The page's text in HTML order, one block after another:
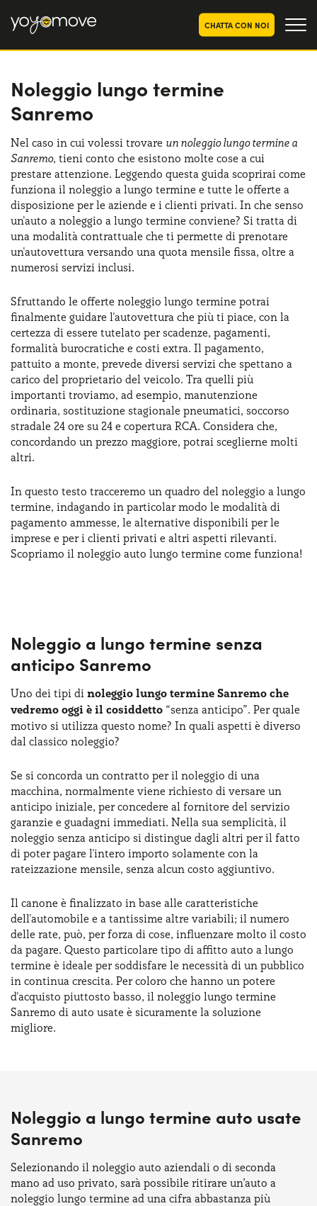
CHATTA CON NOI
OFFERTE NOLEGGIO
LUNGO TERMINE
Privati
Aziende e P.IVA
OFFERTE NOLEGGIO
CHI SIAMO
La nostra storia
Lavora con noi
COME FUNZIONA
PERCHÉ CONVIENE
Serve assistenza? 800595799
Noleggio lungo termine
Sanremo
Nel caso in cui volessi trovare un noleggio lungo termine a
Sanremo, tieni conto che esistono molte cose a cui
prestare attenzione. Leggendo questa guida scoprirai come
funziona il noleggio a lungo termine e tutte le offerte a
disposizione per le aziende e i clienti privati. In che senso
un'auto a noleggio a lungo termine conviene? Si tratta di
una modalità contrattuale che ti permette di prenotare
un'autovettura versando una quota mensile fissa, oltre a
numerosi servizi inclusi.
Sfruttando le offerte noleggio lungo termine potrai
finalmente guidare l'autovettura che più ti piace, con la
certezza di essere tutelato per scadenze, pagamenti,
formalità burocratiche e costi extra. Il pagamento,
pattuito a monte, prevede diversi servizi che spettano a
carico del proprietario del veicolo. Tra quelli più
importanti troviamo, ad esempio, manutenzione
ordinaria, sostituzione stagionale pneumatici, soccorso
stradale 24 ore su 24 e copertura RCA. Considera che,
concordando un prezzo maggiore, potrai sceglierne molti
altri.
In questo testo tracceremo un quadro del noleggio a lungo
termine, indagando in particolar modo le modalità di
pagamento ammesse, le alternative disponibili per le
imprese e per i clienti privati e altri aspetti rilevanti.
Scopriamo il noleggio auto lungo termine come funziona!
Noleggio a lungo termine senza
anticipo Sanremo
Uno dei tipi di noleggio lungo termine Sanremo che
vedremo oggi è il cosiddetto “senza anticipo”. Per quale
motivo si utilizza questo nome? In quali aspetti è diverso
dal classico noleggio?
Se si concorda un contratto per il noleggio di una
macchina, normalmente viene richiesto di versare un
anticipo iniziale, per concedere al fornitore del servizio
garanzie e guadagni immediati. Nella sua semplicità, il
noleggio senza anticipo si distingue dagli altri per il fatto
di poter pagare l'intero importo solamente con la
rateizzazione mensile, senza alcun costo aggiuntivo.
Il canone è finalizzato in base alle caratteristiche
dell'automobile e a tantissime altre variabili; il numero
delle rate, può, per forza di cose, influenzare molto il costo
da pagare. Questo particolare tipo di affitto auto a lungo
termine è ideale per soddisfare le necessità di un pubblico
in continua crescita. Per coloro che hanno un potere
d'acquisto piuttosto basso, il noleggio lungo termine
Sanremo di auto usate è sicuramente la soluzione
migliore.
Noleggio a lungo termine auto usate
Sanremo
Selezionando il noleggio auto aziendali o di seconda
mano ad uso privato, sarà possibile ritirare un’auto a
noleggio lungo termine ad una cifra abbastanza più